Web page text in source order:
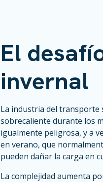
El
invernal
La industria del transporte
sobrecaliente durante los
igualmente peligrosa, y a
en verano, que
pueden dañar la carga en
La complejidad aumenta